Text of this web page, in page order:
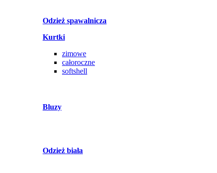
Odzież spawalnicza
Kurtki
zimowe
całoroczne
softshell
Bluzy
Odzież biała